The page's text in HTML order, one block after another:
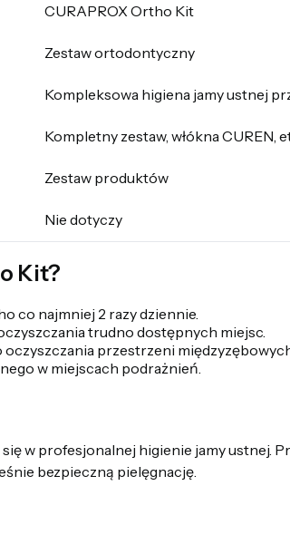
CURAPROX Ortho Kit
Zestaw ortodontyczny
Kompleksowa higiena jamy ustnej
Kompletny zestaw, włókna CUREN,
Zestaw produktów
Nie dotyczy
Kit?
co najmniej 2 razy dziennie.
trudno dostępnych miejsc.
przestrzeni
w miejscach podrażnień.
w profesjonalnej higienie jamy ustnej.
bezpieczną pielęgnację.